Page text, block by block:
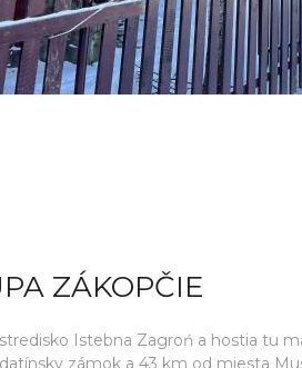
ZÁKOPČIE
Istebna Zagroń a hostia tu
zámok a 43 km od miesta